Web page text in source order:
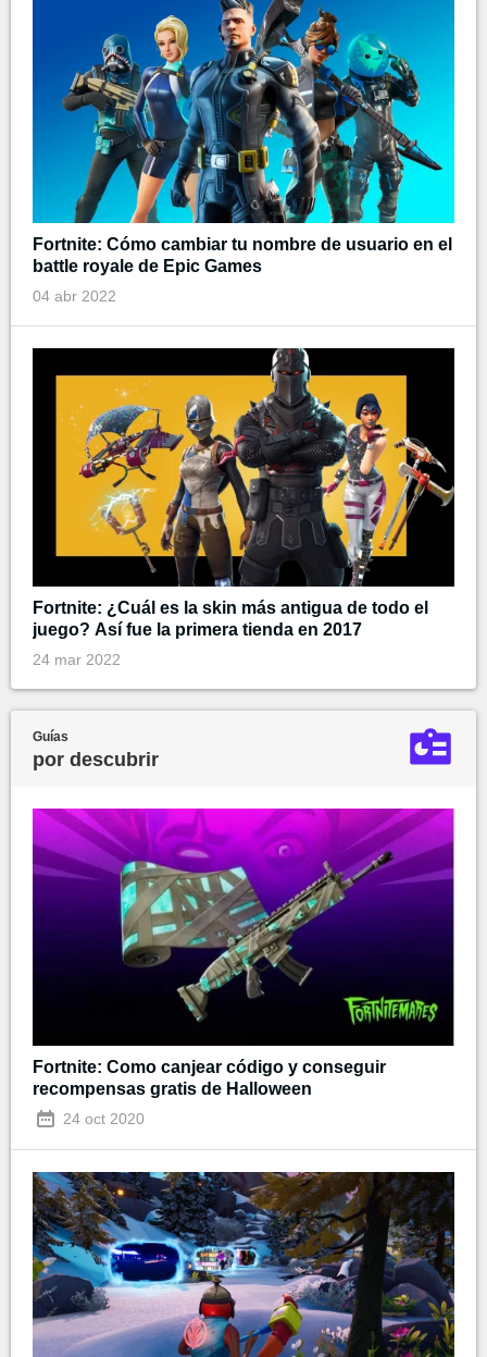
Fortnite: Cómo cambiar tu nombre de usuario en el
battle royale de Epic Games
04 abr 2022
Fortnite: ¿Cuál es la skin más antigua de todo el
juego? Así fue la primera tienda en 2017
24 mar 2022
Guías
por descubrir
Fortnite: Como canjear código y conseguir
recompensas gratis de Halloween
24 oct 2020